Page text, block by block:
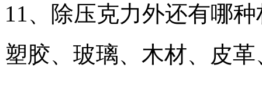
11、除压克力外还有哪
塑胶、玻璃、木材、皮